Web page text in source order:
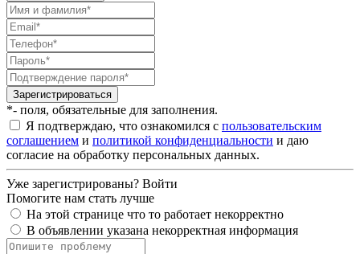
Зарегистрироваться
*- поля, обязательные для заполнения.
Я подтверждаю, что ознакомился с пользовательским
соглашением и политикой конфиденциальности и даю
согласие на обработку персональных данных.
Уже зарегистрированы? Войти
Помогите нам стать лучше
На этой странице что то работает некорректно
В объявлении указана некорректная информация